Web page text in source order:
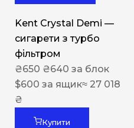
Kent Crystal Demi —
сигарети з турбо
фільтром
₴650 ₴640 за блок
$600 за ящик≈ 27 018
₴
Купити